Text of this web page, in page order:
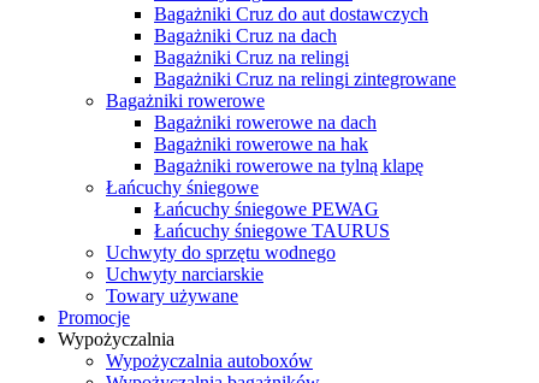
Bagażniki Cruz do aut dostawczych
Bagażniki Cruz na dach
Bagażniki Cruz na relingi
Bagażniki Cruz na relingi zintegrowane
Bagażniki rowerowe
Bagażniki rowerowe na dach
Bagażniki rowerowe na hak
Bagażniki rowerowe na tylną klapę
Łańcuchy śniegowe
Łańcuchy śniegowe PEWAG
Łańcuchy śniegowe TAURUS
Uchwyty do sprzętu wodnego
Uchwyty narciarskie
Towary używane
Promocje
Wypożyczalnia
Wypożyczalnia autoboxów